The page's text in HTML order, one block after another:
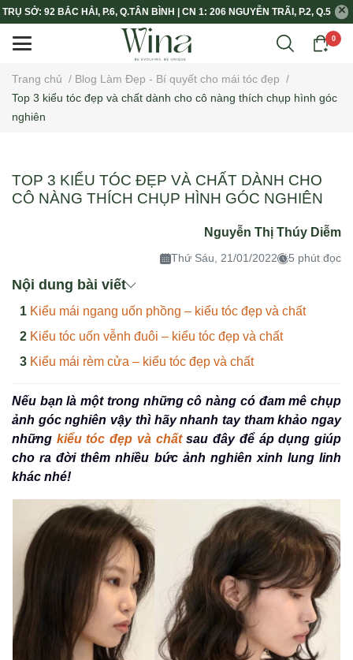
TRỤ SỞ: 92 BẮC HẢI, P.6, Q.TÂN BÌNH | CN 1: 206 NGUYỄN TRÃI, P.2, Q.5
0
Trang chủ / Blog Làm Đẹp - Bí quyết cho mái tóc đẹp /
Top 3 kiểu tóc đẹp và chất dành cho cô nàng thích chụp hình góc
nghiên
TOP 3 KIỂU TÓC ĐẸP VÀ CHẤT DÀNH CHO
CÔ NÀNG THÍCH CHỤP HÌNH GÓC NGHIÊN
Nguyễn Thị Thúy Diễm
Thứ Sáu, 21/01/2022 5 phút đọc
Nội dung bài viết
Kiểu mái ngang uốn phồng – kiểu tóc đẹp và chất
Kiểu tóc uốn vễnh đuôi – kiểu tóc đẹp và chất
Kiểu mái rèm cửa – kiểu tóc đẹp và chất
Nếu bạn là một trong những cô nàng có đam mê chụp
ảnh góc nghiên vậy thì hãy nhanh tay tham khảo ngay
những kiểu tóc đẹp và chất sau đây để áp dụng giúp
cho ra đời thêm nhiều bức ảnh nghiên xinh lung linh
khác nhé!